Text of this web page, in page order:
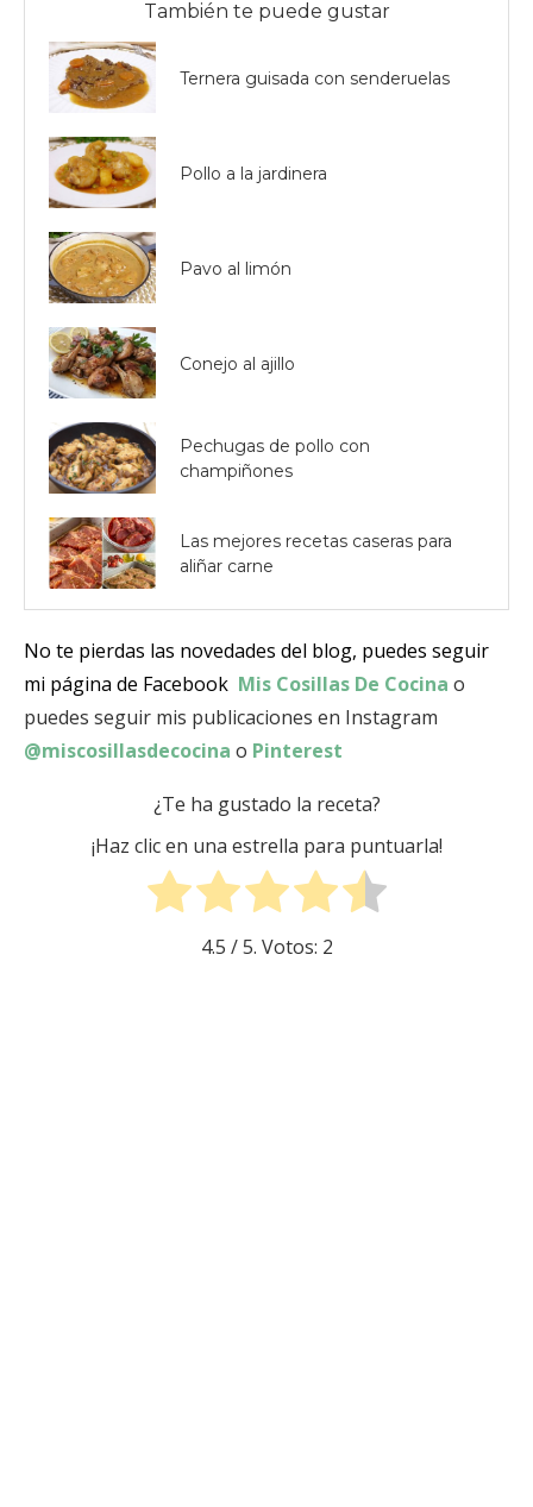
También te puede gustar
Ternera guisada con senderuelas
Pollo a la jardinera
Pavo al limón
Conejo al ajillo
Pechugas de pollo con
champiñones
Las mejores recetas caseras para
aliñar carne
No te pierdas las novedades del blog, puedes seguir
mi página de Facebook Mis Cosillas De Cocina o
puedes seguir mis publicaciones en Instagram
@miscosillasdecocina o Pinterest
¿Te ha gustado la receta?
¡Haz clic en una estrella para puntuarla!
4.5 / 5. Votos: 2